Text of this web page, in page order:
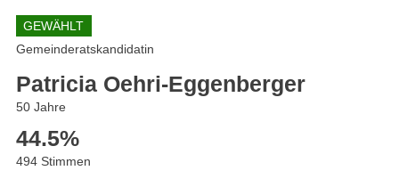
GEWÄHLT
Gemeinderatskandidatin
Patricia Oehri-Eggenberger
50 Jahre
44.5%
494 Stimmen